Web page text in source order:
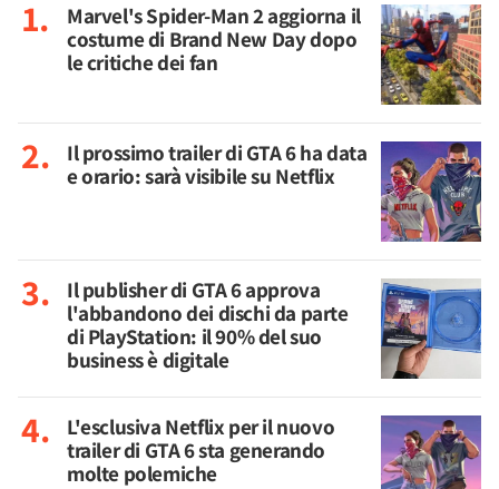
Marvel's Spider-Man 2 aggiorna il
costume di Brand New Day dopo
le critiche dei fan
Il prossimo trailer di GTA 6 ha data
e orario: sarà visibile su Netflix
Il publisher di GTA 6 approva
l'abbandono dei dischi da parte
di PlayStation: il 90% del suo
business è digitale
L'esclusiva Netflix per il nuovo
trailer di GTA 6 sta generando
molte polemiche